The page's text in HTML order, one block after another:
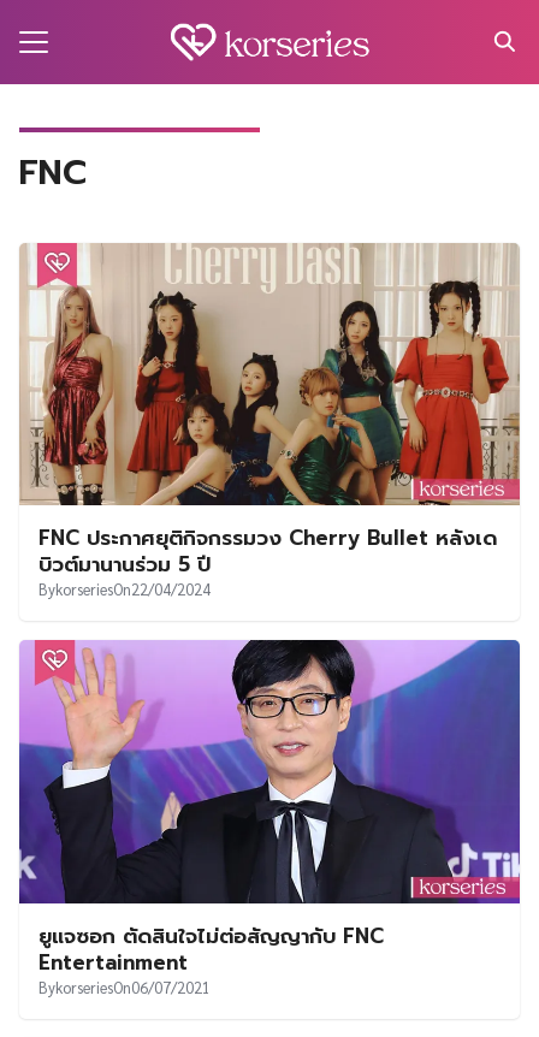
FNC
FNC ประกาศยุติกิจกรรมวง Cherry Bullet หลังเด
บิวต์มานานร่วม 5 ปี
BykorseriesOn22/04/2024
ยูแจซอก ตัดสินใจไม่ต่อสัญญากับ FNC
Entertainment
BykorseriesOn06/07/2021